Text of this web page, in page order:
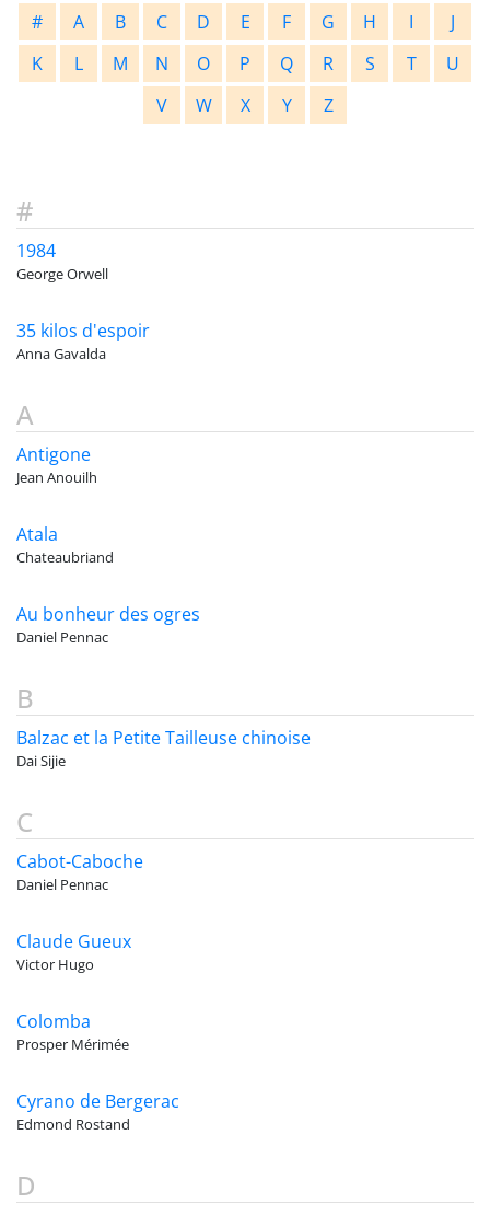
# A B C D E F G H I
J
K
L M N O P Q R S T
U
V
W X Y Z
#
1984
George Orwell
35 kilos d'espoir
Anna Gavalda
A
Antigone
Jean Anouilh
Atala
Chateaubriand
Au bonheur des ogres
Daniel Pennac
B
Balzac et la Petite Tailleuse chinoise
Dai Sijie
C
Cabot-Caboche
Daniel Pennac
Claude Gueux
Victor Hugo
Colomba
Prosper Mérimée
Cyrano de Bergerac
Edmond Rostand
D